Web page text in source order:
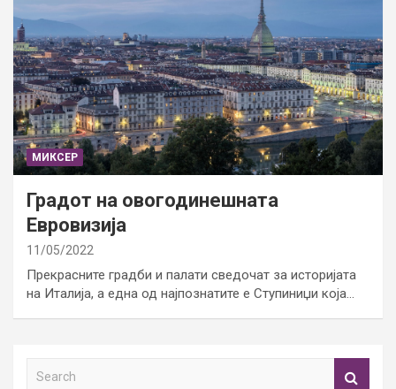
МИКСЕР
Градот на овогодинешната
Евровизија
11/05/2022
Прекрасните градби и палати сведочат за историјата
на Италија, а една од најпознатите е Ступиниџи која…